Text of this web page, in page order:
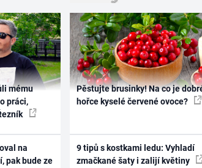
mému
práci,
na
pak bude ze
Pěstujte brusinky! Na co je
hořce kyselé červené ovoce?
9 tipů s kostkami ledu: Vyhladí
zmačkané šaty i zalijí květiny